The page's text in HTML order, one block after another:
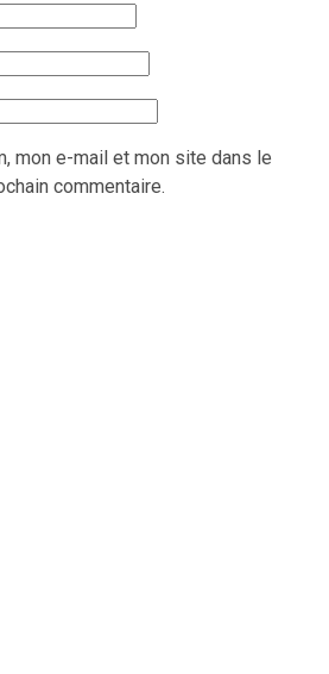
mon e-mail et mon site dans le
commentaire.